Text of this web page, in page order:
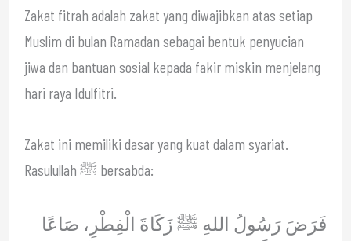
Zakat fitrah adalah zakat yang diwajibkan atas setiap
Muslim di bulan Ramadan sebagai bentuk penyucian
jiwa dan bantuan sosial kepada fakir miskin menjelang
hari raya Idulfitri.
Zakat ini memiliki dasar yang kuat dalam syariat.
Rasulullah ﷺ bersabda:
فَرَضَ رَسُولُ اللهِ ﷺ زَكَاةَ الْفِطْرِ، صَاعًا